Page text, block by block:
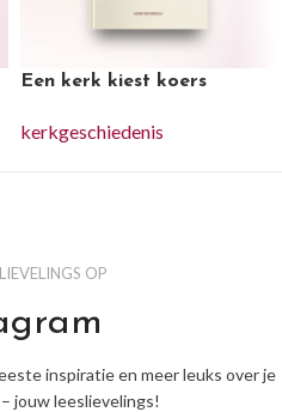
Een kerk kiest koers
kerkgeschiedenis
OP
inspiratie en meer leuks over je
jouw leeslievelings!